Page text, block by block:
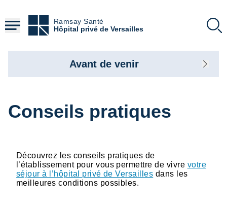
contenu
principal
Ramsay Santé
Hôpital privé de Versailles
Conseils pratiques
Découvrez les conseils pratiques de
l’établissement pour vous permettre de vivre votre
séjour à l’hôpital privé de Versailles dans les
meilleures conditions possibles.
Avant de venir